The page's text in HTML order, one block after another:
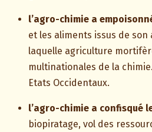
l’agro-chimie a
et les aliments issus de
laquelle agriculture
multinationales de la
Etats Occidentaux.
l’agro-chimie a confisqué
biopiratage, vol des